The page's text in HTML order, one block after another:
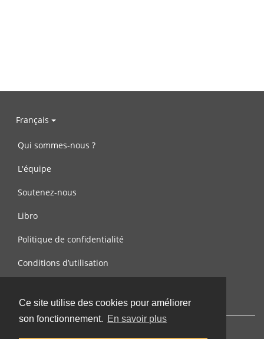
Ce site utilise des cookies pour améliorer
son fonctionnement. En savoir plus
Français
Qui sommes-nous ?
L'équipe
Soutenez-nous
Libro
Politique de confidentialité
Conditions d’utilisation